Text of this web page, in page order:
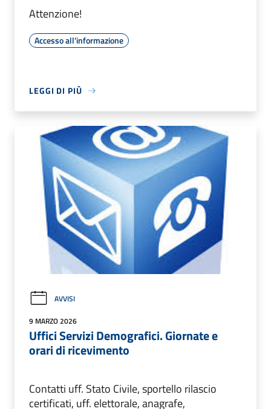
Attenzione!
Accesso all'informazione
LEGGI DI PIÙ
AVVISI
9 MARZO 2026
Uffici Servizi Demografici. Giornate e
orari di ricevimento
Contatti uff. Stato Civile, sportello rilascio
certificati, uff. elettorale, anagrafe,